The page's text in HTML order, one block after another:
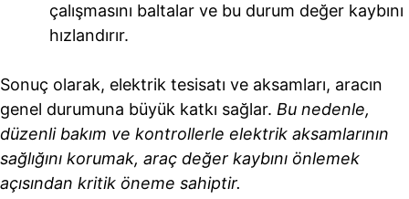
çalışmasını baltalar ve bu durum değer kaybını
hızlandırır.
Sonuç olarak, elektrik tesisatı ve aksamları, aracın
genel durumuna büyük katkı sağlar. Bu nedenle,
düzenli bakım ve kontrollerle elektrik aksamlarının
sağlığını korumak, araç değer kaybını önlemek
açısından kritik öneme sahiptir.